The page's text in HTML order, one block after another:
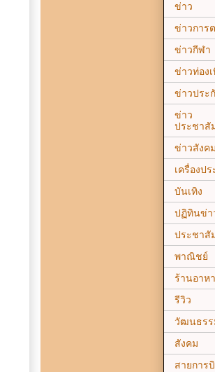
ข่าว
ข่าวการ
ข่าวกีฬา
ข่าวท่อง
ข่าวประ
ข่าว
ประชาสั
ข่าวสังคม
เครื่องป
บันเทิง
ปฏิทินข่า
ประชาสั
พาณิชย์
ร้านอาห
รีวิว
วัฒนธรร
สังคม
สายการ